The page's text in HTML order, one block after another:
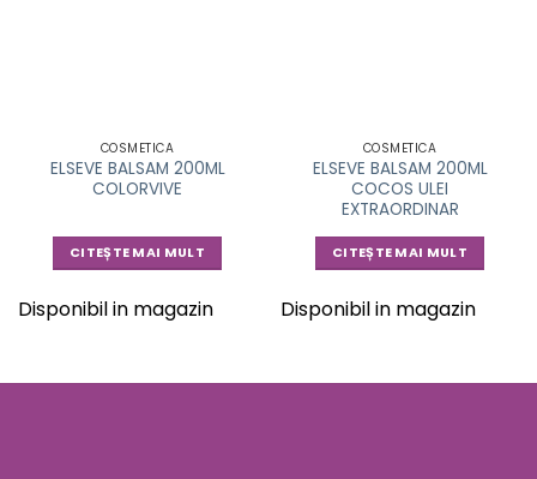
COSMETICA
ELSEVE BALSAM 200ML
COLORVIVE
CITEȘTE MAI MULT
Disponibil in magazin
COSMETICA
ELSEVE BALSAM 200ML
COCOS ULEI
EXTRAORDINAR
CITEȘTE MAI MULT
Disponibil in magazin